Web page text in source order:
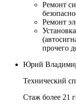
Ремонт
Ремонт
прочего
Юрий
Технический
Стаж более 21